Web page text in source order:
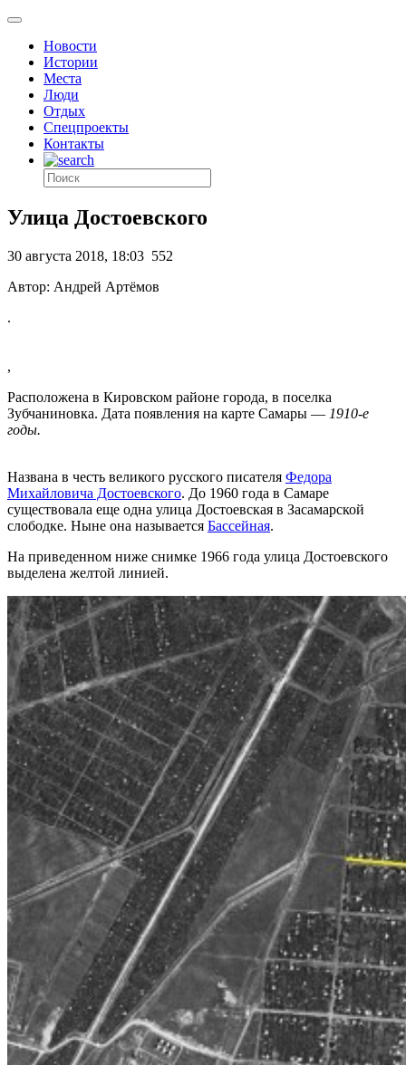
Новости
Истории
Места
Люди
Отдых
Спецпроекты
Контакты
Улица Достоевского
30 августа 2018, 18:03 552
Автор: Андрей Артёмов
.
,
Расположена в Кировском районе города, в поселка
Зубчаниновка. Дата появления на карте Самары — 1910-е
годы.
Названа в честь великого русского писателя Федора
Михайловича Достоевского. До 1960 года в Самаре
существовала еще одна улица Достоевская в Засамарской
слободке. Ныне она называется Бассейная.
На приведенном ниже снимке 1966 года улица Достоевского
выделена желтой линией.